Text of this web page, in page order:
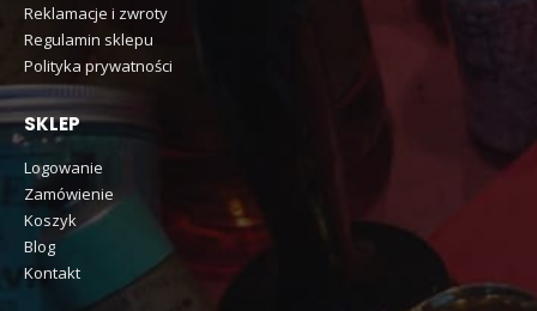
Reklamacje i zwroty
Regulamin sklepu
Polityka prywatności
SKLEP
Logowanie
Zamówienie
Koszyk
Blog
Kontakt